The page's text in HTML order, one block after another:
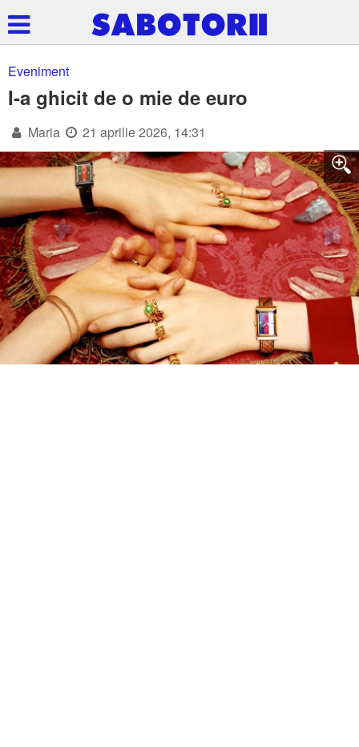
Eveniment
I-a ghicit de o mie de euro
Maria 21 aprilie 2026, 14:31